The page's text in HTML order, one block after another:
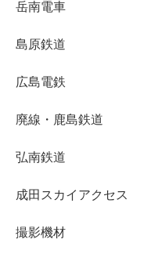
岳南電車
島原鉄道
広島電鉄
廃線・鹿島鉄道
弘南鉄道
成田スカイアクセス
撮影機材